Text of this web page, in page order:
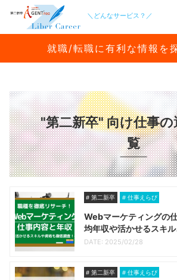
＼どんなサービス？／
就職/転職に有利な情報を
"第二新卒" 向け仕事
覧
第二新卒 仕事えらび
Webマーケティングの
均年収や活かせるスキ
DATE: 2025/02/28
第二新卒 仕事えらび